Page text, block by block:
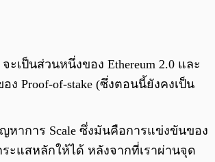
จะเป็นส่วนหนึ่งของ Ethereum 2.0 และ
ง Proof-of-stake (ซึ่งตอนนี้ยังคงเป็น
หาการ Scale ซึ่งมันคือการแข่งขันของ
ะแสหลักให้ได้ หลังจากที่เราผ่านจุด